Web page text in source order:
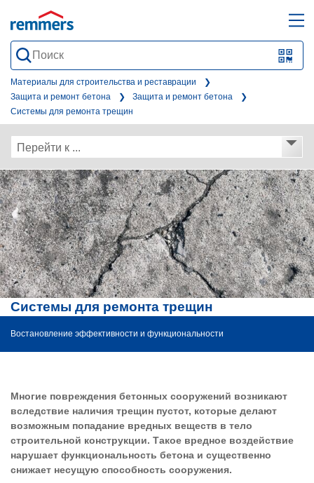
QR-
form
Материалы для строительства и реставрации
Защита и ремонт бетона
Защита и ремонт бетона
Системы для ремонта трещин
Перейти к ...
Системы для ремонта трещин
Востановление эффективности и функциональности
Многие повреждения бетонных сооружений возникают
вследствие наличия трещин пустот, которые делают
возможным попадание вредных веществ в тело
строительной конструкции. Такое вредное воздействие
нарушает функциональность бетона и существенно
снижает несущую способность сооружения.